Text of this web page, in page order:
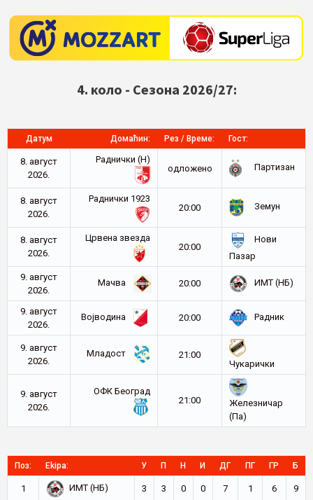
4. коло - Сезона 2026/27:
Датум Домаћин: Рез / Време: Гост:
8. август
2026.
Раднички (Н)
oдложено
Партизан
8. август
2026.
Раднички 1923
20:00
Земун
8. август
2026.
Црвена звезда
20:00
Нови
Пазар
9. август
2026.
Мачва 20:00 ИМТ (НБ)
9. август
2026.
Војводина 20:00 Радник
9. август
2026.
Младост
21:00
Чукарички
9. август
2026.
ОФК Београд
21:00
Железничар
(Па)
Поз: Ekipa: У П Н И ДГ ПГ ГР Б
1 ИМТ (НБ) 3 3 0 0 7 1 6 9